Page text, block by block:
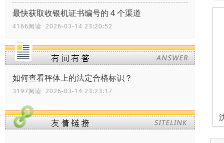
最快获取收银机证书编号的 4 个渠道
4166阅读 2026-03-14 23:20:52
如何查看秤体上的法定合格标识？
3197阅读 2026-03-14 23:23:17